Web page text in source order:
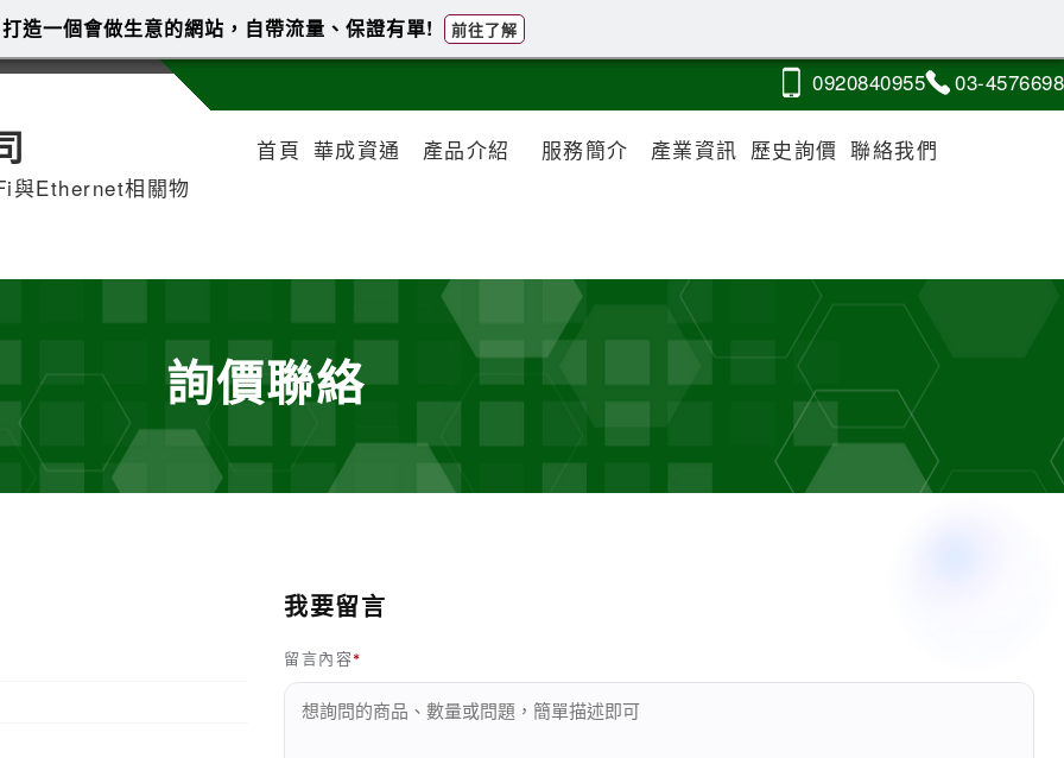
0920840955 03-4576698
與Ethernet相關物
首頁 華成資通 產品介紹 服務簡介 產業資訊 歷史詢價 聯絡我們
詢價聯絡
我要留言
留言內容
打造一個會做生意的網站，自帶流量、保證有單! 前往了解